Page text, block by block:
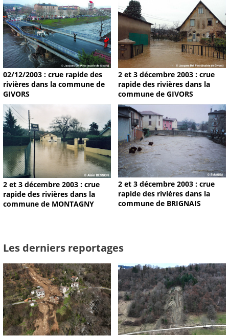
02/12/2003 : crue rapide des
rivières dans la commune de
GIVORS
2 et 3 décembre 2003 : crue
rapide des rivières dans la
commune de GIVORS
2 et 3 décembre 2003 : crue
rapide des rivières dans la
commune de MONTAGNY
2 et 3 décembre 2003 : crue
rapide des rivières dans la
commune de BRIGNAIS
Les derniers reportages